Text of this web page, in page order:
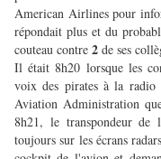
American Airlines pour
répondait plus et du
couteau contre 2 de ses
Il était 8h20 lorsque les
voix des pirates à la
Aviation Administration
8h21, le transpondeur de
toujours sur les écrans